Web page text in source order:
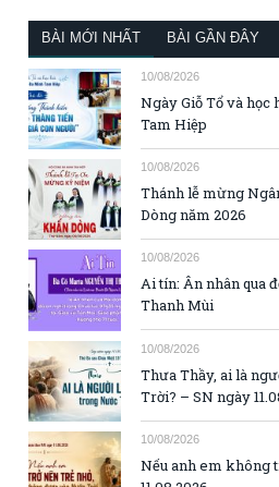
BÀI MỚI NHẤT BÀI GẦN ĐÂY
10/08/2026
Ngày Giỗ Tổ và
Tam Hiệp
10/08/2026
Thánh lễ mừng
Dòng năm 2026
10/08/2026
Ai tín: Ân nhân qua
Thanh Mùi
10/08/2026
Thưa Thầy, ai là
Trời? – SN ngày
10/08/2026
Nếu anh em không